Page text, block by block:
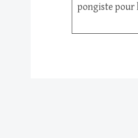
pongiste pour